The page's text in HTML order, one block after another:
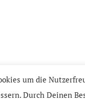
2022 © leseritis
um die
Durch Deinen